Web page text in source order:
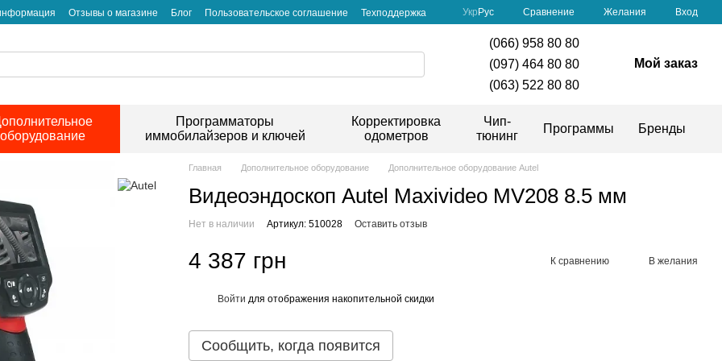
Отзывы о магазине Блог Пользовательское соглашение Техподдержка Укр Рус Сравнение Желания Вход
(066) 958 80 80
(097) 464 80 80
(063) 522 80 80
Мой заказ
оборудование
Программаторы
иммобилайзеров и ключей
Корректировка
одометров
Чип-
тюнинг
Программы Бренды
Главная Дополнительное оборудование Дополнительное оборудование Autel
Видеоэндоскоп Autel Maxivideo MV208 8.5 мм
Нет в наличии Артикул: 510028 Оставить отзыв
4 387 грн К сравнению В желания
Войти для отображения накопительной скидки
Сообщить, когда появится